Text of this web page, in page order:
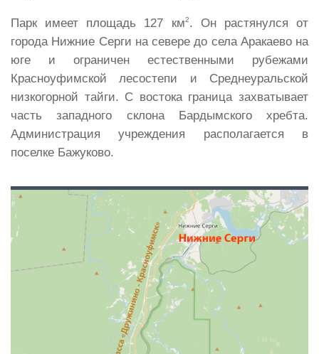
Парк имеет площадь 127 км2. Он растянулся от
города Нижние Серги на севере до села Аракаево на
юге и ограничен естественными рубежами
Красноуфимской лесостепи и Среднеуральской
низкогорной тайги. С востока граница захватывает
часть западного склона Бардымского хребта.
Администрация учреждения располагается в
поселке Бажуково.